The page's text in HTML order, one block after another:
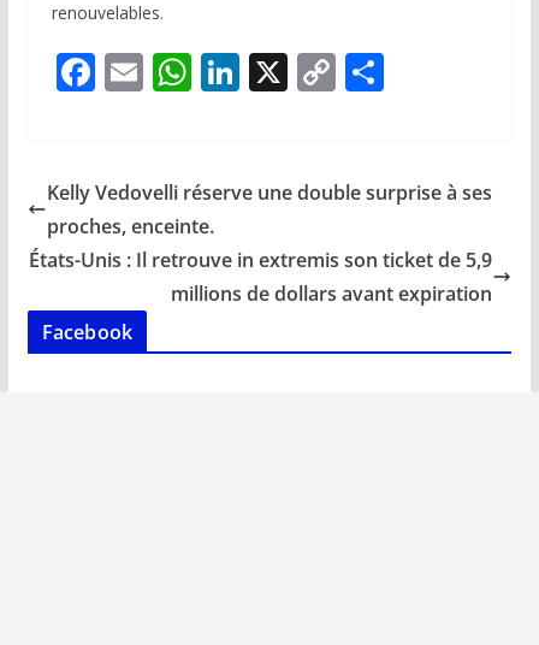
renouvelables.
F
b
o
o
k
E
l
W
s
A
p
p
Li
e
n
X C
y
n
k
P
g
Kelly Vedovelli réserve une double surprise à ses
proches, enceinte.
États-Unis : Il retrouve in extremis son ticket de 5,9
millions de dollars avant expiration
Facebook